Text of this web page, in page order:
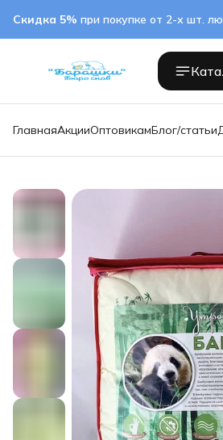
Скидка 5% при покупке от 2-х шт.
ГлавнаяАкцииОптовикамБлог/статьи